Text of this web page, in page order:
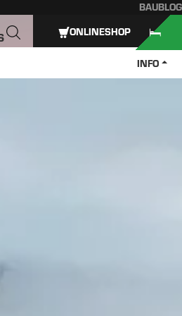
BAUBLOG
INFO
ONLINESHOP